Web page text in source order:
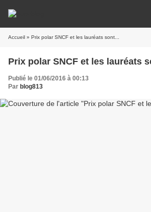
Accueil » Prix polar SNCF et les lauréats sont...
Prix polar SNCF et les lauréats
Publié le 01/06/2016 à 00:13
Par blog813